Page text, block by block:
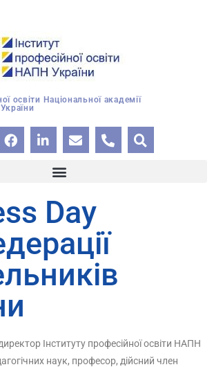
освіти Національної академії
Day
Інституту професійної освіти НАПН
наук, професор, дійсний член